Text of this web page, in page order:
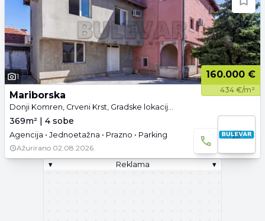
1 160.000 €
434 €/m²
Mariborska
Donji Komren, Crveni Krst, Gradske lokacije, Niš
369m² | 4 sobe
Agencija • Jednoetažna • Prazno • Parking
Ažurirano 02.08.2026.
▾
Reklama ▾